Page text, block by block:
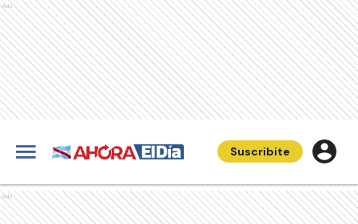
Ads
Suscribite
Ads